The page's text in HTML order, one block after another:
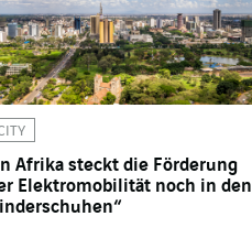
Afrika steckt die Förderung
Elektromobilität noch in den